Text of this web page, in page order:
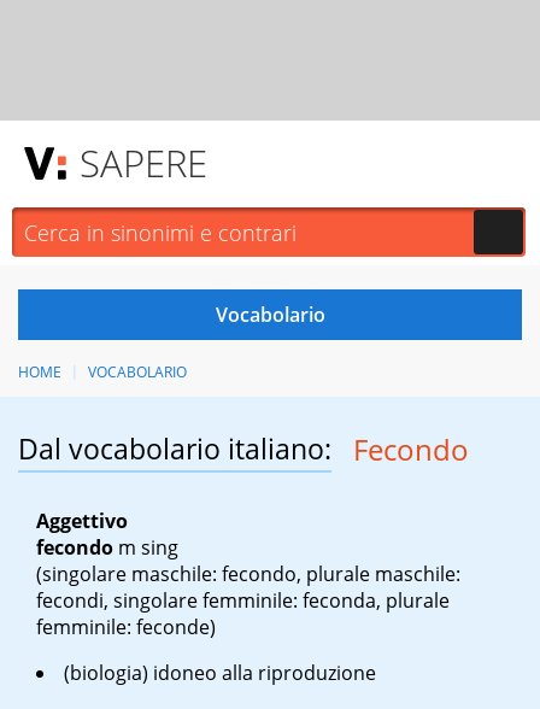
SAPERE
HOME VOCABOLARIO
Dal vocabolario italiano: Fecondo
Aggettivo
fecondo m sing
(singolare maschile: fecondo, plurale maschile:
fecondi, singolare femminile: feconda, plurale
femminile: feconde)
(biologia) idoneo alla riproduzione